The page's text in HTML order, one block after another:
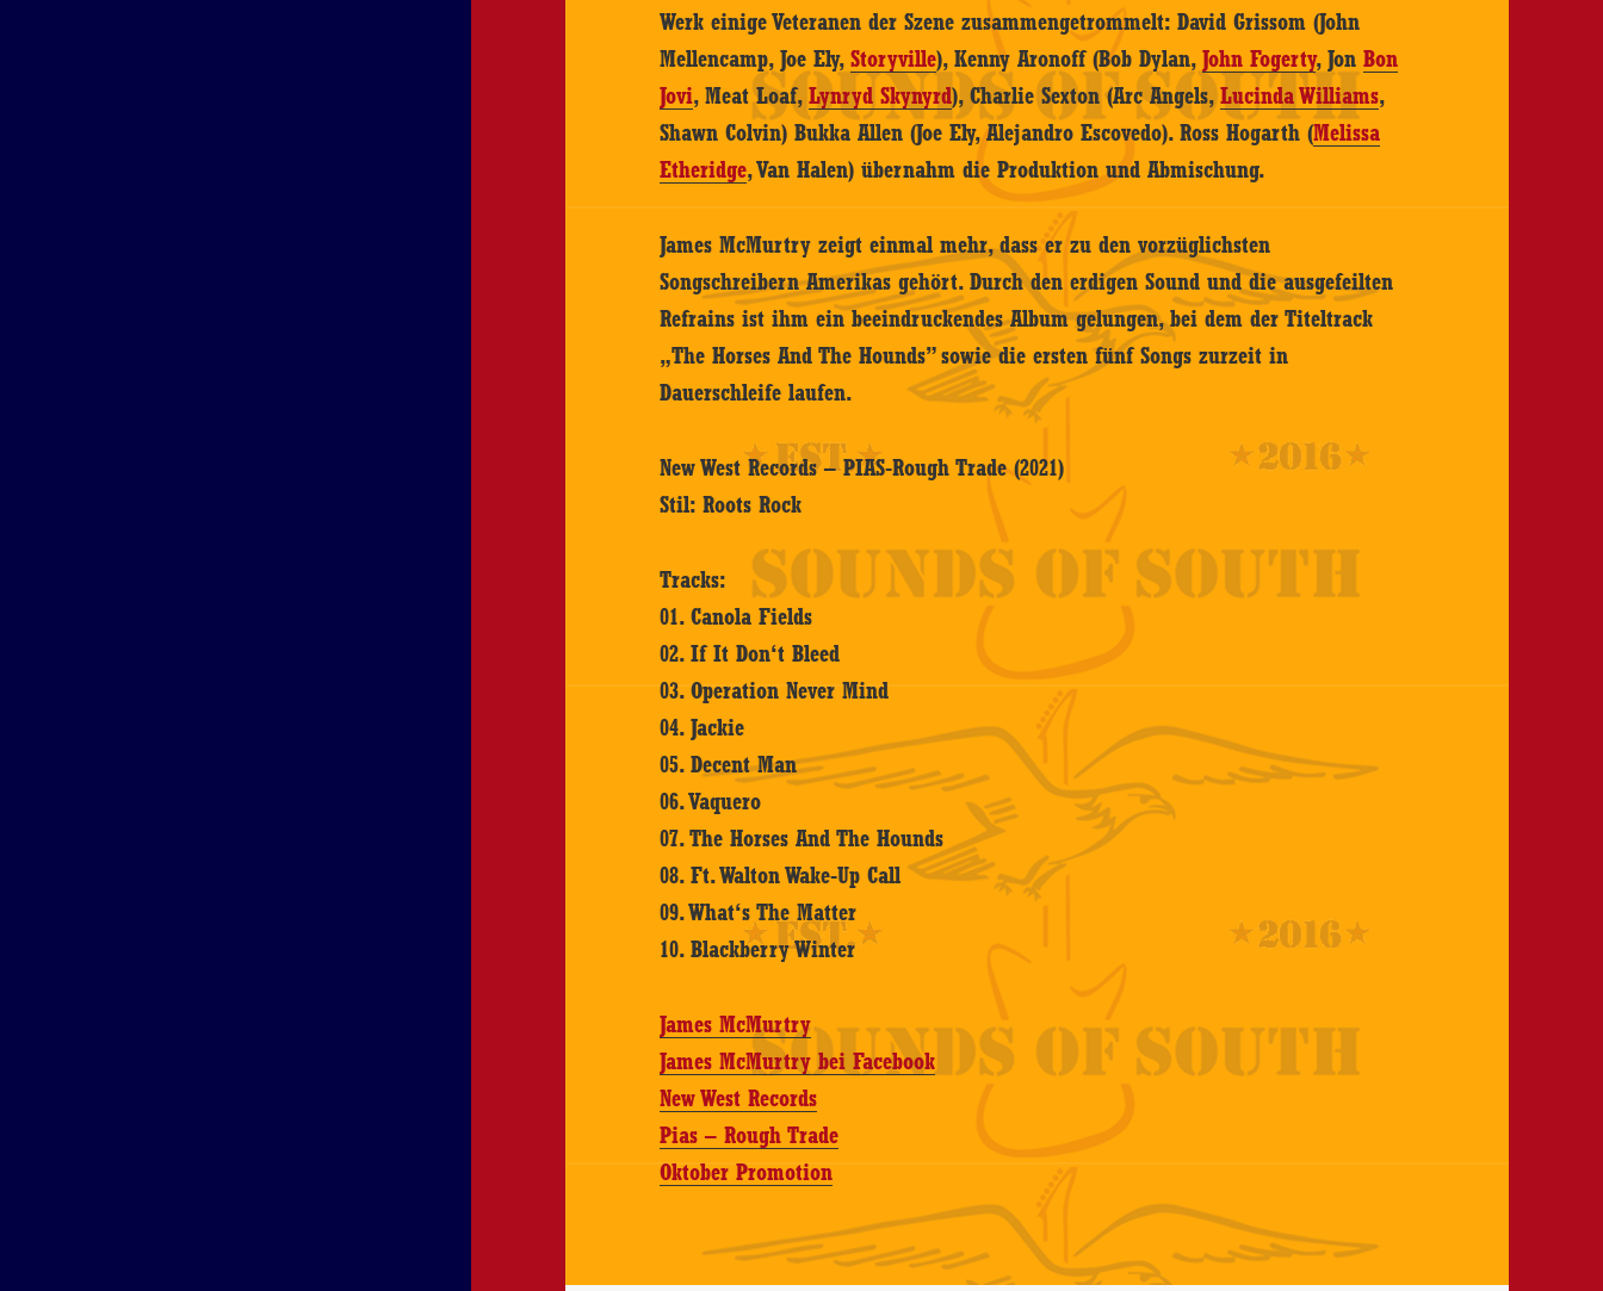
Werk einige Veteranen der Szene zusammengetrommelt: David Grissom (John
Mellencamp, Joe Ely,Storyville), Kenny Aronoff (Bob Dylan,John Fogerty, JonBon
Jovi, Meat Loaf,Lynryd Skynyrd), Charlie Sexton (Arc Angels,Lucinda Williams,
Shawn Colvin) Bukka Allen (Joe Ely, Alejandro Escovedo). Ross Hogarth (Melissa
Etheridge, Van Halen) übernahm die Produktion und Abmischung.
James McMurtry zeigt einmal mehr, dass er zu den vorzüglichsten
Songschreibern Amerikas gehört. Durch den erdigen Sound und die ausgefeilten
Refrains ist ihm ein beeindruckendes Album gelungen, bei dem der Titeltrack
„The Horses And The Hounds” sowie die ersten fünf Songs zurzeit in
Dauerschleife laufen.
New West Records – PIAS-Rough Trade (2021)
Stil: Roots Rock
Tracks:
01. Canola Fields
02. If It Don‘t Bleed
03. Operation Never Mind
04. Jackie
05. Decent Man
06. Vaquero
07. The Horses And The Hounds
08. Ft. Walton Wake-Up Call
09. What‘s The Matter
10. Blackberry Winter
James McMurtry
James McMurtry bei Facebook
New West Records
Pias – Rough Trade
Oktober Promotion